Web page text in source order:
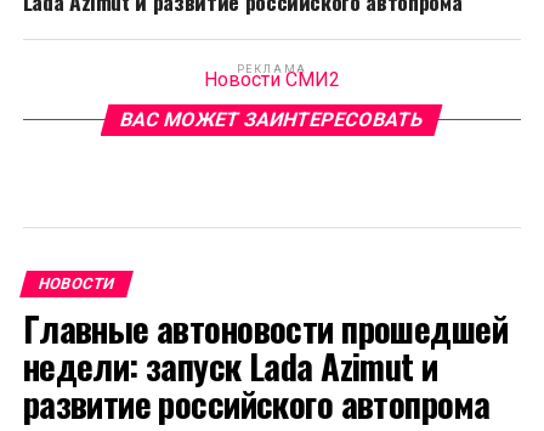
РЕКЛАМА
Новости СМИ2
ВАС МОЖЕТ ЗАИНТЕРЕСОВАТЬ
НОВОСТИ
Главные автоновости прошедшей
недели: запуск Lada Azimut и
развитие российского автопрома